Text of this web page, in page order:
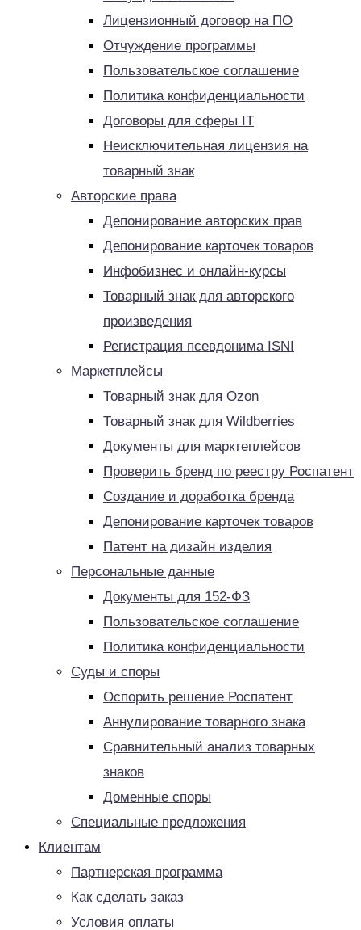
Лицензионный договор на ПО
Отчуждение программы
Пользовательское соглашение
Политика конфиденциальности
Договоры для сферы IT
Неисключительная лицензия на
товарный знак
Авторские права
Депонирование авторских прав
Депонирование карточек товаров
Инфобизнес и онлайн-курсы
Товарный знак для авторского
произведения
Регистрация псевдонима ISNI
Маркетплейсы
Товарный знак для Ozon
Товарный знак для Wildberries
Документы для марктеплейсов
Проверить бренд по реестру Роспатент
Создание и доработка бренда
Депонирование карточек товаров
Патент на дизайн изделия
Персональные данные
Документы для 152-ФЗ
Пользовательское соглашение
Политика конфиденциальности
Суды и споры
Оспорить решение Роспатент
Аннулирование товарного знака
Сравнительный анализ товарных
знаков
Доменные споры
Специальные предложения
Клиентам
Партнерская программа
Как сделать заказ
Условия оплаты